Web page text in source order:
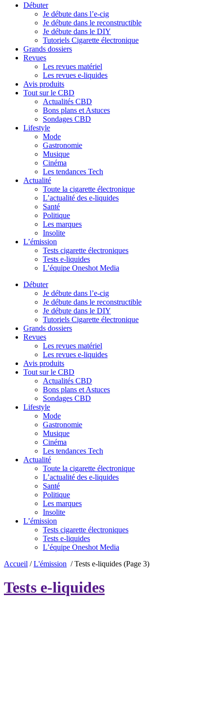
Débuter
Je débute dans l’e-cig
Je débute dans le reconstructible
Je débute dans le DIY
Tutoriels Cigarette électronique
Grands dossiers
Revues
Les revues matériel
Les revues e-liquides
Avis produits
Tout sur le CBD
Actualités CBD
Bons plans et Astuces
Sondages CBD
Lifestyle
Mode
Gastronomie
Musique
Cinéma
Les tendances Tech
Actualité
Toute la cigarette électronique
L’actualité des e-liquides
Santé
Politique
Les marques
Insolite
L’émission
Tests cigarette électroniques
Tests e-liquides
L’équipe Oneshot Media
Débuter
Je débute dans l’e-cig
Je débute dans le reconstructible
Je débute dans le DIY
Tutoriels Cigarette électronique
Grands dossiers
Revues
Les revues matériel
Les revues e-liquides
Avis produits
Tout sur le CBD
Actualités CBD
Bons plans et Astuces
Sondages CBD
Lifestyle
Mode
Gastronomie
Musique
Cinéma
Les tendances Tech
Actualité
Toute la cigarette électronique
L’actualité des e-liquides
Santé
Politique
Les marques
Insolite
L’émission
Tests cigarette électroniques
Tests e-liquides
L’équipe Oneshot Media
Accueil /L'émission /Tests e-liquides (Page 3)
Tests e-liquides